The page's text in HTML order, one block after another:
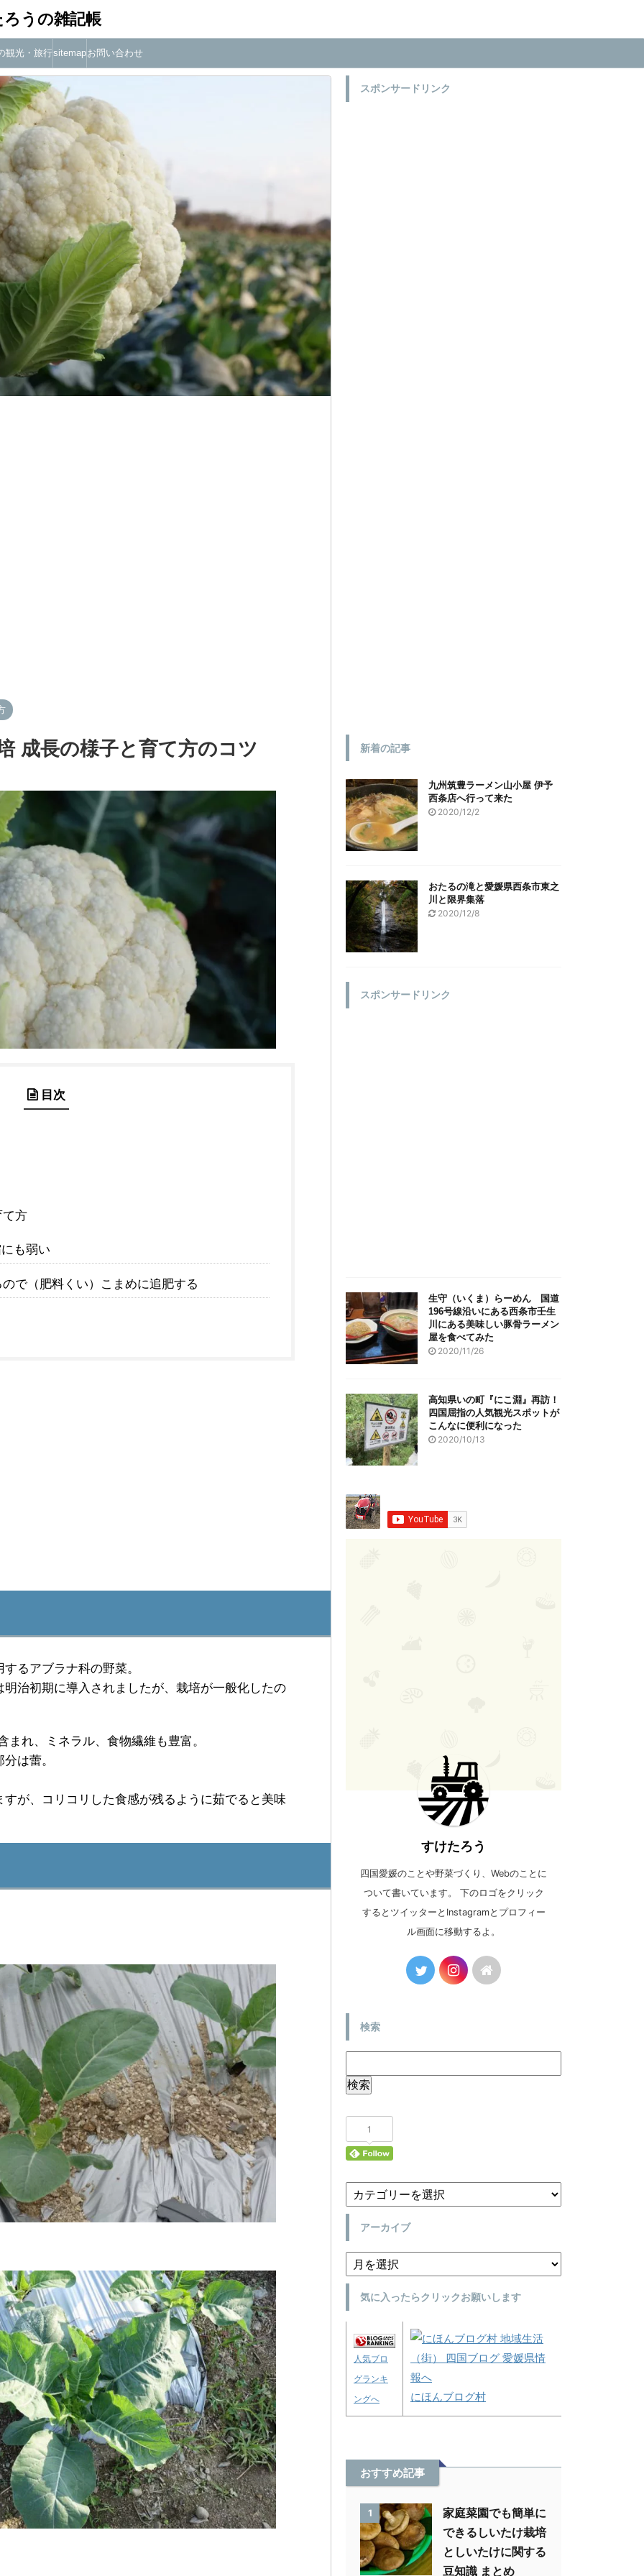
うの雑記帳
観光・旅行sitemapお問い合わせ
成長の様子と育て方のコツ
目次
方
も弱い
で（肥料くい）こまめに追肥する
るアブラナ科の野菜。
治初期に導入されましたが、栽培が一般化したの
れ、ミネラル、食物繊維も豊富。
は蕾。
が、コリコリした食感が残るように茹でると美味
スポンサードリンク
新着の記事
九州筑豊ラーメン山小屋 伊予
西条店へ行って来た
2020/12/2
おたるの滝と愛媛県西条市東之
川と限界集落
2020/12/8
スポンサードリンク
生守（いくま）らーめん 国道
196号線沿いにある西条市壬生
川にある美味しい豚骨ラーメン
屋を食べてみた
2020/11/26
高知県いの町『にこ淵』再訪！
四国屈指の人気観光スポットが
こんなに便利になった
2020/10/13
すけたろう
四国愛媛のことや野菜づくり、Webのことに
ついて書いています。 下のロゴをクリック
するとツイッターとInstagramとプロフィー
ル画面に移動するよ。
検索
1
アーカイブ
気に入ったらクリックお願いします
人気ブロ
グランキ
ングへ
にほんブログ村
おすすめ記事
1
家庭菜園でも簡単に
できるしいたけ栽培
としいたけに関する
豆知識 まとめ